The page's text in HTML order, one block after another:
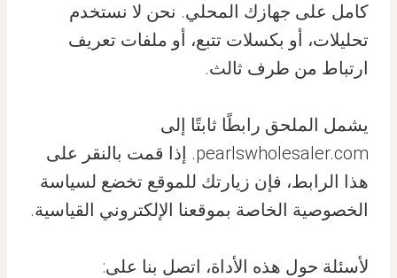
كامل على جهازك المحلي. نحن لا نستخدم
تحليلات، أو بكسلات تتبع، أو ملفات تعريف
ارتباط من طرف ثالث.
يشمل الملحق رابطًا ثابتًا إلى
pearlswholesaler.com. إذا قمت بالنقر على
هذا الرابط، فإن زيارتك للموقع تخضع لسياسة
الخصوصية الخاصة بموقعنا الإلكتروني القياسية.
لأسئلة حول هذه الأداة، اتصل بنا على: